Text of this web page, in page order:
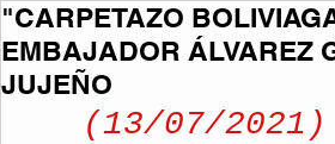
"CARPETAZO
EMBAJADOR ÁLVAREZ
JUJEÑO
(13/07/